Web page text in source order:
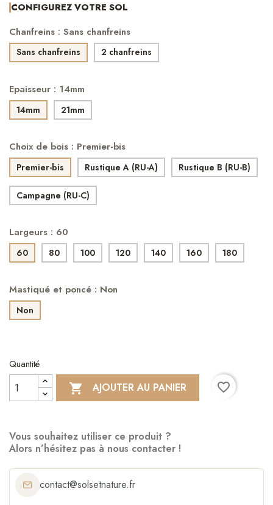
CONFIGUREZ VOTRE SOL
Chanfreins : Sans chanfreins
Sans chanfreins 2 chanfreins
Epaisseur : 14mm
14mm 21mm
Choix de bois : Premier-bis
Premier-bis Rustique A (RU-A) Rustique B (RU-B)
Campagne (RU-C)
Largeurs : 60
60 80 100 120 140 160 180
Mastiqué et poncé : Non
Non
Quantité
 AJOUTER AU PANIER favorite_border
Vous souhaitez utiliser ce produit ?
Alors n’hésitez pas à nous contacter !
contact@solsetnature.fr